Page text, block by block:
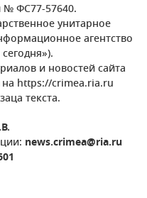
№ ФС77-57640.
унитарное
агентство
и новостей сайта
https://crimea.ria.ru
текста.
news.crimea@ria.ru